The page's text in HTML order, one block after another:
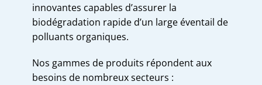
innovantes capables d’assurer la
biodégradation rapide d’un large éventail de
polluants organiques.
Nos gammes de produits répondent aux
besoins de nombreux secteurs :